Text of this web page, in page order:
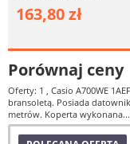
163,80 zł
Porównaj ceny
Oferty: 1 , Casio A700WE
bransoletą. Posiada
metrów. Koperta wykonana...